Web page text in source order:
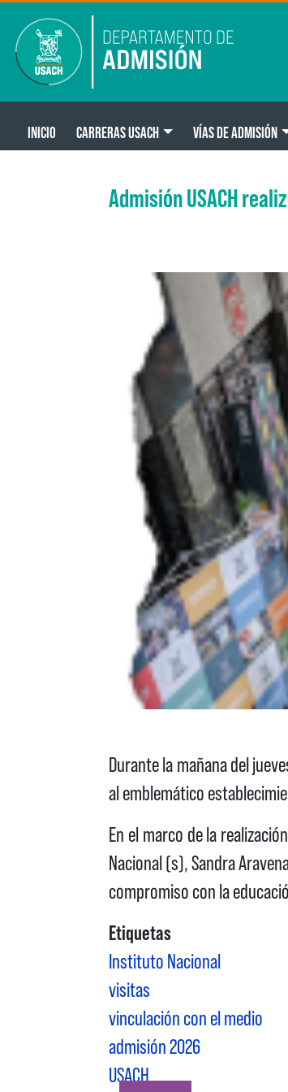
Main navigation
INICIO CARRERAS USACH VÍAS DE ADMISIÓN
Admisión USACH
Durante la mañana del
al emblemático
En el marco de la
Nacional (s), Sandra
compromiso con la
Etiquetas
Instituto Nacional
visitas
vinculación con el medio
admisión 2026
USACH